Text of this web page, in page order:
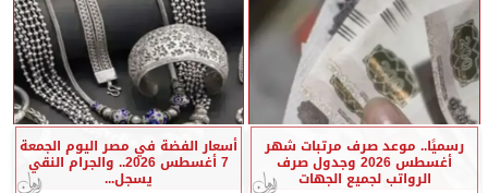
رسميًا.. موعد صرف مرتبات شهر
أغسطس 2026 وجدول صرف
الرواتب لجميع الجهات
أسعار الفضة في مصر اليوم الجمعة
7 أغسطس 2026.. والجرام النقي
يسجل...